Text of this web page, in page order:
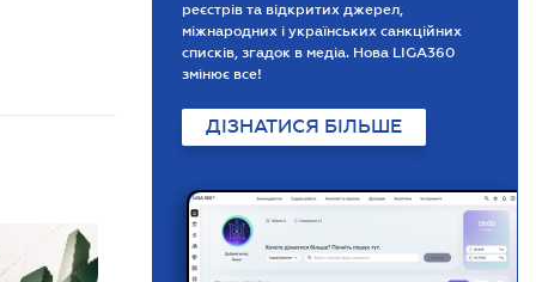
реєстрів та відкритих джерел,
міжнародних і українських санкційних
списків, згадок в медіа. Нова LIGA360
змінює все!
ДІЗНАТИСЯ БІЛЬШЕ